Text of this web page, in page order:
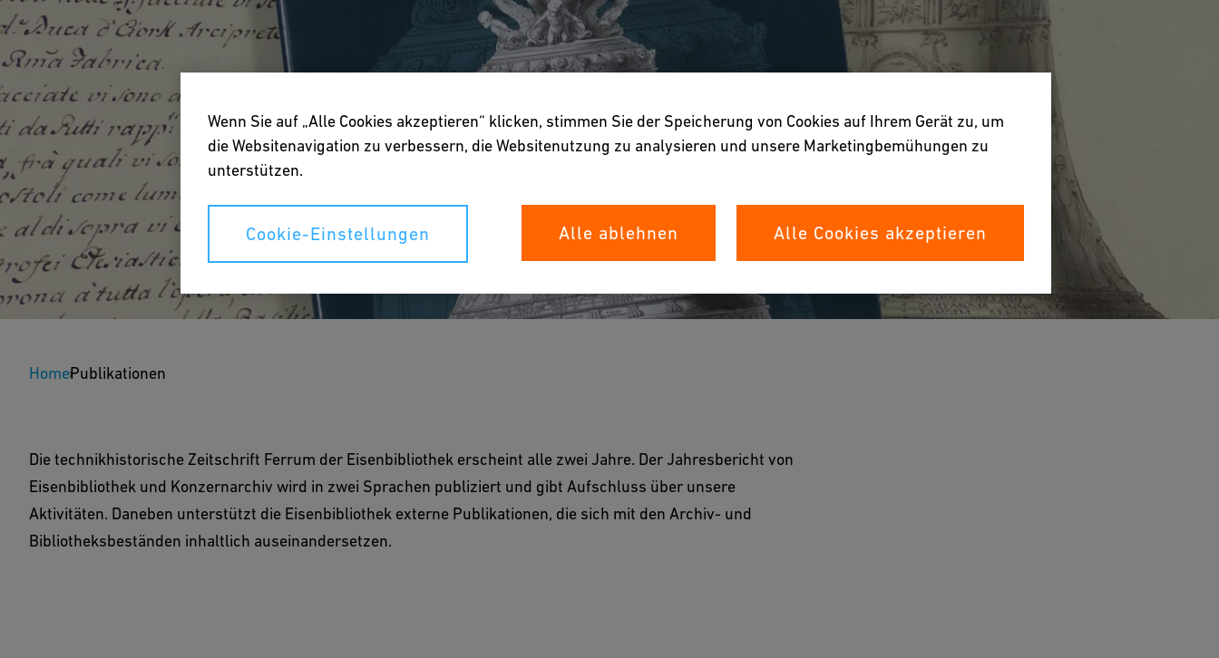
Publikationen
HomePublikationen
Die technikhistorische Zeitschrift Ferrum der Eisenbibliothek erscheint alle zwei Jahre. Der Jahresbericht von
Eisenbibliothek und Konzernarchiv wird in zwei Sprachen publiziert und gibt Aufschluss über unsere
Aktivitäten. Daneben unterstützt die Eisenbibliothek externe Publikationen, die sich mit den Archiv- und
Bibliotheksbeständen inhaltlich auseinandersetzen.
Wenn Sie auf „Alle Cookies akzeptieren“ klicken, stimmen Sie der Speicherung von Cookies auf Ihrem Gerät zu, um
die Websitenavigation zu verbessern, die Websitenutzung zu analysieren und unsere Marketingbemühungen zu
unterstützen.
Cookie-Einstellungen Alle ablehnen Alle Cookies akzeptieren